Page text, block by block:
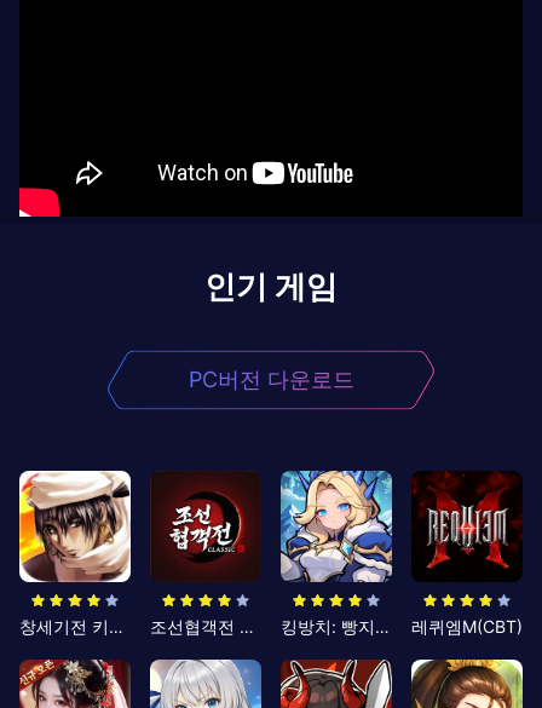
인기 게임
PC버전 다운로드
창세기전 키우기 조선협객전 클래식 킹방치: 빵지의 제왕 레퀴엠M(CBT)